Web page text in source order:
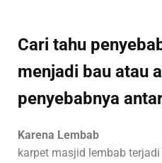
Cari tahu
menjadi bau atau
penyebabnya
Karena Lembab
karpet masjid lembab